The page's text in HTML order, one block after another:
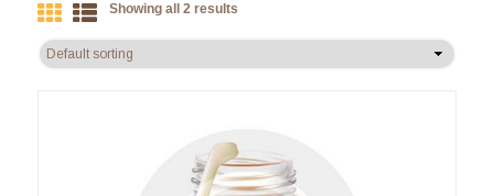
Showing all 2 results